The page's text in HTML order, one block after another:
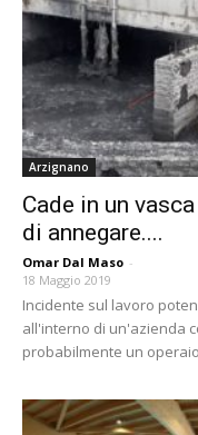
Arzignano
Cade in un
di annegare....
Omar Dal Maso -
18 Maggio 2019
Incidente sul lavoro
all'interno di un'azienda
probabilmente un